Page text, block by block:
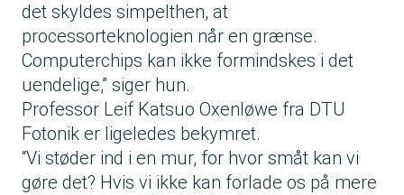
det skyldes simpelthen, at
processorteknologien når en grænse.
Computerchips kan ikke formindskes i det
uendelige,” siger hun.
Professor Leif Katsuo Oxenløwe fra DTU
Fotonik er ligeledes bekymret.
“Vi støder ind i en mur, for hvor småt kan vi
gøre det? Hvis vi ikke kan forlade os på mere